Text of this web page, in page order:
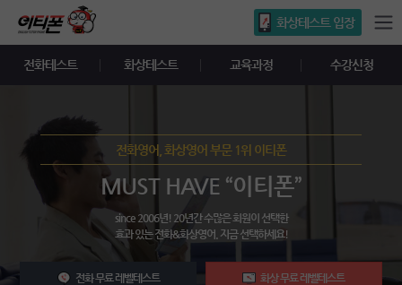
화상테스트 입장
전화테스트 화상테스트 교육과정 수강신청
전화영어, 화상영어 부문 1위 이티폰
MUST HAVE “이티폰”
since 2006년! 20년간 수많은 회원이 선택한
효과 있는 전화&화상영어. 지금 선택하세요!
전화 무료 레벨테스트 화상 무료 레벨테스트